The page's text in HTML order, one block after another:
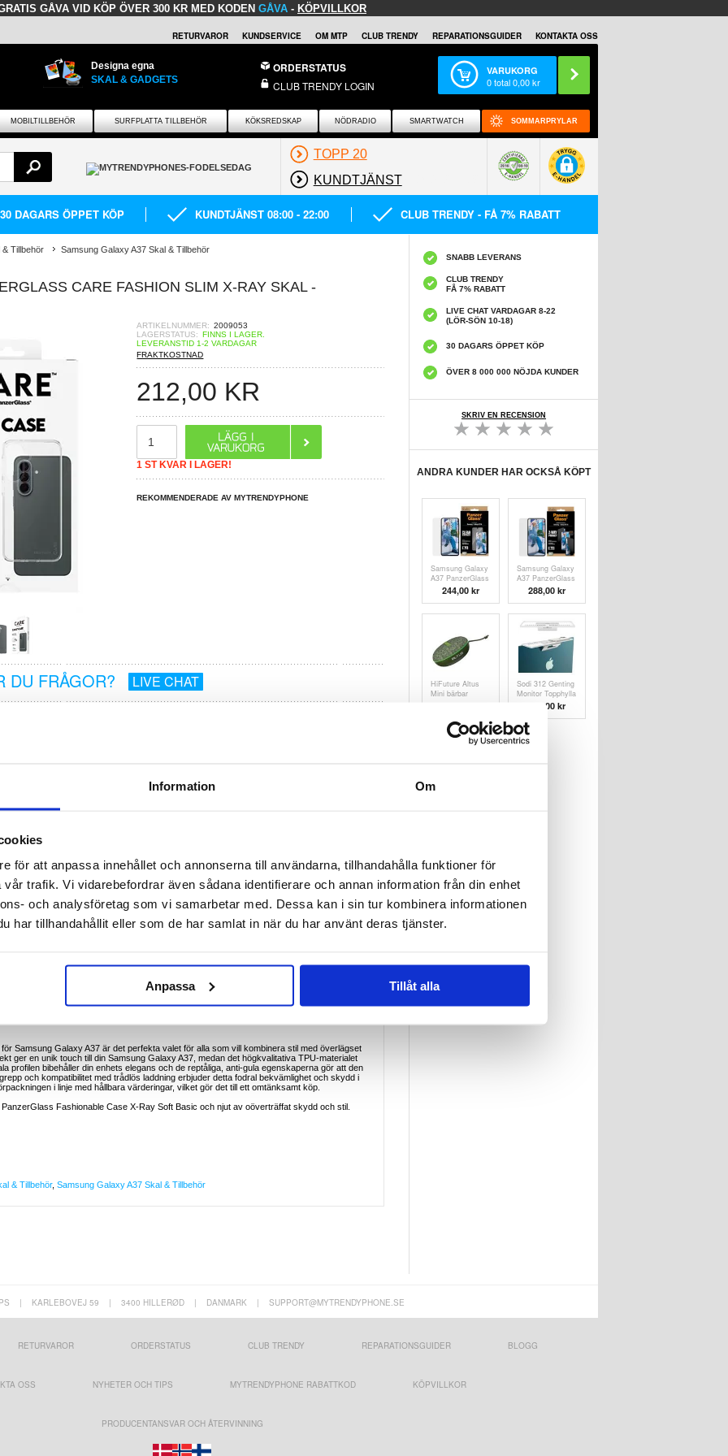
Information Om
för att anpassa innehållet och annonserna till användarna, tillhandahålla funktioner för
trafik. Vi vidarebefordrar även sådana identifierare och annan information från din enhet
och analysföretag som vi samarbetar med. Dessa kan i sin tur kombinera informationen
har tillhandahållit eller som de har samlat in när du har använt deras tjänster.
Anpassa Tillåt alla
GÅVA VID KÖP ÖVER 300 KR MED KODEN GÅVA - KÖPVILLKOR
RETURVAROR KUNDSERVICE OM MTP CLUB TRENDY REPARATIONSGUIDER KONTAKTA OSS
Designa egna
SKAL & GADGETS
ORDERSTATUS
CLUB TRENDY LOGIN
VARUKORG
0total0,00kr
MOBILTILLBEHÖR SURFPLATTA TILLBEHÖR KÖKSREDSKAP NÖDRADIO SMARTWATCH SOMMARPRYLAR
TOPP 20
KUNDTJÄNST
30 DAGARS ÖPPET KÖP KUNDTJÄNST 08:00 - 22:00 CLUB TRENDY - FÅ 7% RABATT
Tillbehör Samsung Galaxy A37 Skal & Tillbehör
CARE FASHION SLIM X-RAY SKAL -
ARTIKELNUMMER: 2009053
LAGERSTATUS: FINNS I LAGER.
LEVERANSTID 1-2 VARDAGAR
FRAKTKOSTNAD
212,00 KR
1 ST KVAR I LAGER!
REKOMMENDERADE AV MYTRENDYPHONE
DU FRÅGOR? LIVE CHAT
Samsung Galaxy A37
Fashionable Case X-Ray Soft Basic. Detta snygga, eleganta fodral erbjuder
Designad för att visa upp elegansen hos din Samsung Galaxy A37 samtidigt som den
perfekta blandningen av form och funktion.
på din Samsung Galaxy A37 med en unik X-Ray-effekt för extra stil.
TPU-material som ger utmärkt stötdämpning och hållbarhet.
den eleganta profilen på din Samsung Galaxy A37, vilket ger minimal bulk samtidigt som
gör att din telefon ser ny ut och är fri från mindre nötning.
vilket minskar risken för oavsiktliga fall.
till alla portar, knappar och funktioner utan att ta bort fodralet.
vara kompatibel med trådlös laddning, vilket ger bekvämlighet utan att behöva ta bort
kameran ger extra skydd mot repor och fall.
som gör att fodralet ser klart och fräscht ut över tiden.
förpackning som återspeglar PanzerGlass engagemang för hållbarhet.
tillförlitligt skydd mot droppar, repor och mindre stötar.
och lätt skydd för sin Samsung Galaxy A37 när de är på språng.
som vill ha ett snyggt och stilrent fodral som kompletterar designen på deras Samsung
där du vill visa upp din Samsung Galaxy A37 elegans samtidigt som du håller den
och utomhusäventyrare som kräver ett robust skydd för sina enheter.
Samsung Galaxy A37 är det perfekta valet för alla som vill kombinera stil med överlägset
ger en unik touch till din Samsung Galaxy A37, medan det högkvalitativa TPU-materialet
profilen bibehåller din enhets elegans och de reptåliga, anti-gula egenskaperna gör att den
och kompatibilitet med trådlös laddning erbjuder detta fodral bekvämlighet och skydd i
i linje med hållbara värderingar, vilket gör det till ett omtänksamt köp.
Fashionable Case X-Ray Soft Basic och njut av oöverträffat skydd och stil.
& Tillbehör, Samsung Galaxy A37 Skal & Tillbehör
SNABB LEVERANS
CLUB TRENDY
FÅ 7% RABATT
LIVE CHAT VARDAGAR 8-22
(LÖR-SÖN 10-18)
30 DAGARS ÖPPET KÖP
ÖVER 8 000 000 NÖJDA KUNDER
SKRIV EN RECENSION
ANDRA KUNDER HAR OCKSÅ KÖPT
Samsung Galaxy
A37 PanzerGlass
Ultra-Wide Fit
EasyAligner
Skärmskydd - 9H
- Genomskinlig
244,00 kr
Samsung Galaxy
A37 PanzerGlass
Ultra-Wide Fit
Privacy
EasyAligner
Skärmskydd
288,00 kr
HiFuture Altus
Mini bärbar
Sodi 312 Genting
Monitor Topphylla
151,00 kr
| KARLEBOVEJ 59 | 3400 HILLERØD | DANMARK | SUPPORT@MYTRENDYPHONE.SE
RETURVAROR ORDERSTATUS CLUB TRENDY REPARATIONSGUIDER BLOGG
OSS NYHETER OCH TIPS MYTRENDYPHONE RABATTKOD KÖPVILLKOR
PRODUCENTANSVAR OCH ÅTERVINNING